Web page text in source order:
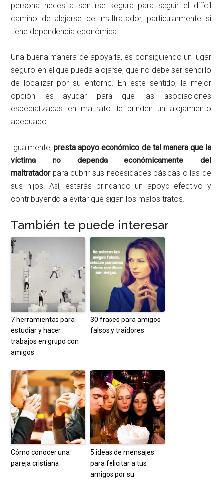
persona necesita sentirse segura para seguir el difícil
camino de alejarse del maltratador, particularmente si
tiene dependencia económica.
Una buena manera de apoyarla, es consiguiendo un lugar
seguro en el que pueda alojarse, que no debe ser sencillo
de localizar por su entorno. En este sentido, la mejor
opción es ayudar para que las asociaciones
especializadas en maltrato, le brinden un alojamiento
adecuado.
Igualmente,presta apoyo económico de tal manera que la
víctima no dependa económicamente del
maltratadorpara cubrir sus necesidades básicas o las de
sus hijos. Así, estarás brindando un apoyo efectivo y
contribuyendo a evitar que sigan los malos tratos.
También te puede interesar
7 herramientas para
estudiar y hacer
trabajos en grupo con
amigos
30 frases para amigos
falsos y traidores
Cómo conocer una
pareja cristiana
5 ideas de mensajes
para felicitar a tus
amigos por su